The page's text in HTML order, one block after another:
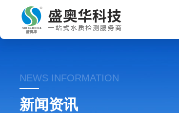
NEWS INFORMATION
新闻资讯